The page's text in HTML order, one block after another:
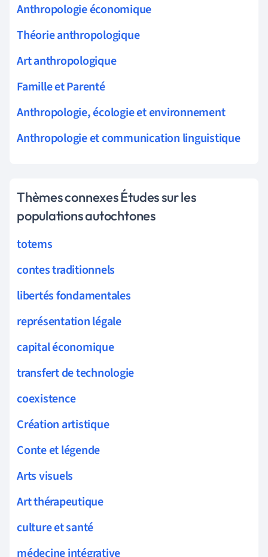
Anthropologie économique
Théorie anthropologique
Art anthropologique
Famille et Parenté
Anthropologie, écologie et environnement
Anthropologie et communication linguistique
Thèmes connexes Études sur les
populations autochtones
totems
contes traditionnels
libertés fondamentales
représentation légale
capital économique
transfert de technologie
coexistence
Création artistique
Conte et légende
Arts visuels
Art thérapeutique
culture et santé
médecine intégrative